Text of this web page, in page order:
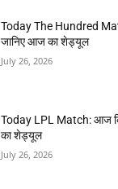
Today The Hundred
जानिए आज का शेड्यूल
July 26, 2026
Today LPL Match: आज
का शेड्यूल
July 26, 2026